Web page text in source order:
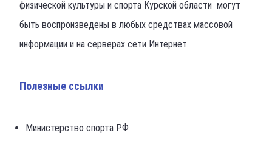
физической культуры и спорта Курской области могут
быть воспроизведены в любых средствах массовой
информации и на серверах сети Интернет.
Полезные ссылки
Министерство спорта РФ